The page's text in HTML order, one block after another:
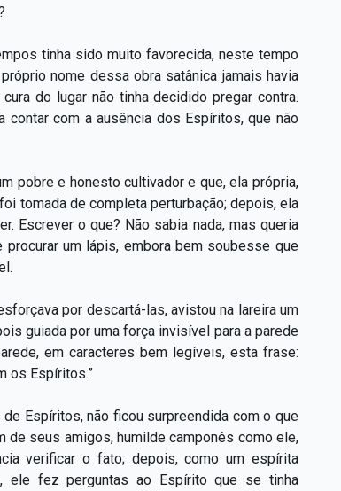
tinha sido muito favorecida, neste tempo
nome dessa obra satânica jamais havia
do lugar não tinha decidido pregar contra.
com a ausência dos Espíritos, que não
pobre e honesto cultivador e que, ela própria,
tomada de completa perturbação; depois, ela
Escrever o que? Não sabia nada, mas queria
um lápis, embora bem soubesse que
por descartá-las, avistou na lareira um
guiada por uma força invisível para a parede
em caracteres bem legíveis, esta frase:
os Espíritos.”
Espíritos, não ficou surpreendida com o que
de seus amigos, humilde camponês como ele,
verificar o fato; depois, como um espírita
ele fez perguntas ao Espírito que se tinha